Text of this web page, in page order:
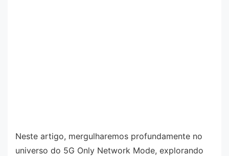
Neste artigo, mergulharemos profundamente no
universo do 5G Only Network Mode, explorando